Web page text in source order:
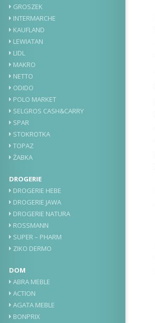
GROSZEK
INTERMARCHE
KAUFLAND
LEWIATAN
LIDL
MAKRO
NETTO
ODIDO
POLO MARKET
SELGROS CASH&CARRY
SPAR
STOKROTKA
TOPAZ
ŻABKA
DROGERIE
DROGERIE HEBE
DROGERIE JAWA
DROGERIE NATURA
ROSSMANN
SUPER – PHARM
ZIKO DERMO
DOM
ABRA MEBLE
ACTION
AGATA MEBLE
BONPRIX